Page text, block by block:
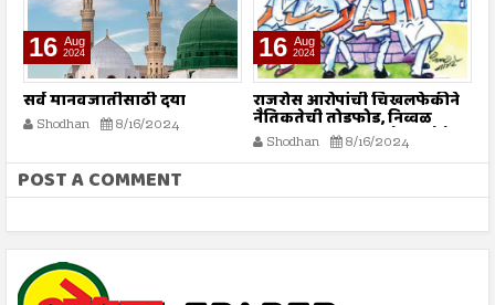
16 Aug
2024
सर्व मानवजातीसाठी दया
Shodhan 8/16/2024
16 Aug
2024
राजरोस आरोपांची चिखलफेकीने
नैतिकतेची तोडफोड, निव्वळ
गलथान राजकारणामुळे जनसेवेचा
बट्ट्याबोळ...!
Shodhan 8/16/2024
POST A COMMENT